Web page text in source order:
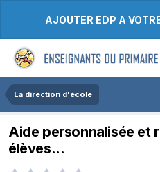
AJOUTER EDP A
La direction d'école
Aide personnalisée et
élèves...